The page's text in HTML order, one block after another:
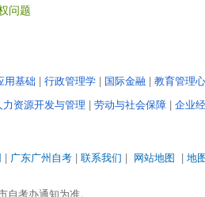
问题
用基础 | 行政管理学 | 国际金融 | 教育管理
力资源开发与管理 | 劳动与社会保障 | 企业
| 广东广州自考 | 联系我们 | 网站地图 | 地
考办通知为准。